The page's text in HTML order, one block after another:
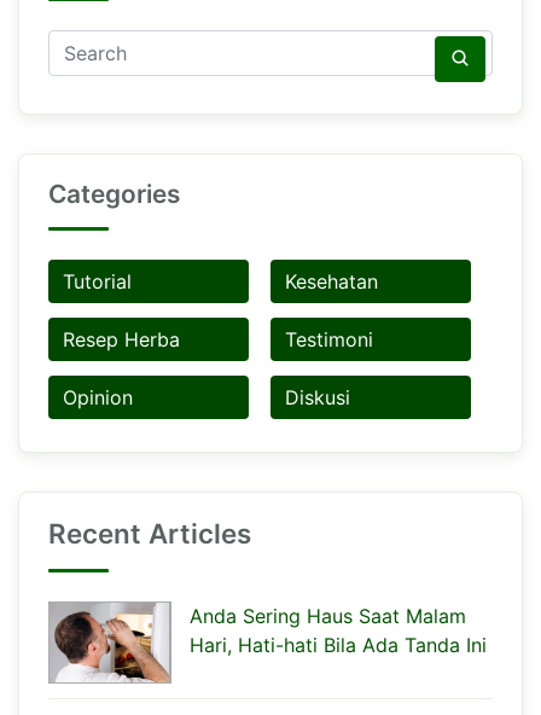
Categories
Tutorial Kesehatan
Resep Herba Testimoni
Opinion Diskusi
Recent Articles
Anda Sering Haus Saat Malam
Hari, Hati-hati Bila Ada Tanda Ini